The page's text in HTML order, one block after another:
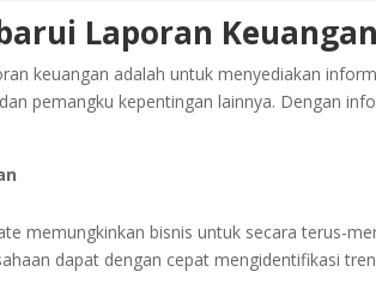
Laporan Keuangan
keuangan adalah untuk menyediakan
pemangku kepentingan lainnya. Dengan
memungkinkan bisnis untuk secara terus-
dapat dengan cepat mengidentifikasi